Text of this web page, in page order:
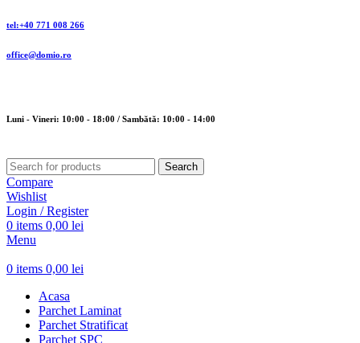
tel:+40 771 008 266
office@domio.ro
Luni - Vineri: 10:00 - 18:00 / Sambătă: 10:00 - 14:00
Search
Compare
Wishlist
Login / Register
0 items 0,00 lei
Menu
0 items 0,00 lei
Acasa
Parchet Laminat
Parchet Stratificat
Parchet SPC